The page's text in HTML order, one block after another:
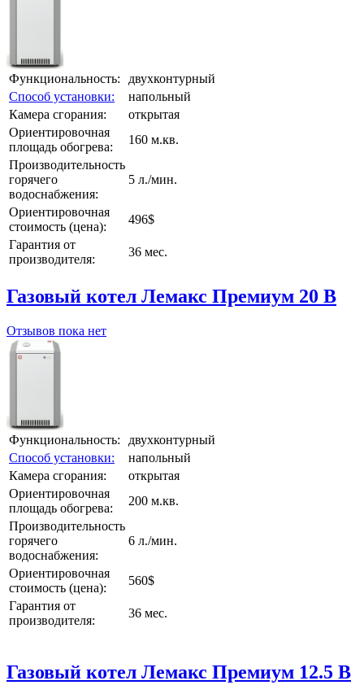
Функциональность:
двухконтурный
Способ установки:
напольный
Камера сгорания:
открытая
Ориентировочная
площадь обогрева:
160 м.кв.
Производительность
горячего
водоснабжения:
5 л./мин.
Ориентировочная
стоимость (цена):
496$
Гарантия от
производителя:
36 мес.
Газовый котел Лемакс Премиум 20 В
Отзывов пока нет
Функциональность:
двухконтурный
Способ установки:
напольный
Камера сгорания:
открытая
Ориентировочная
площадь обогрева:
200 м.кв.
Производительность
горячего
водоснабжения:
6 л./мин.
Ориентировочная
стоимость (цена):
560$
Гарантия от
производителя:
36 мес.
Газовый котел Лемакс Премиум 12.5 В